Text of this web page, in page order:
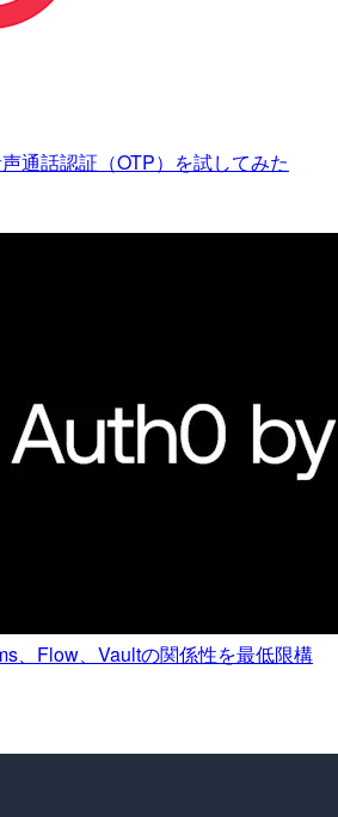
通話認証（OTP）を試してみた
、Flow、Vaultの関係性を最低限構